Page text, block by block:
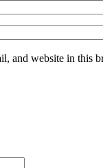
and website in this